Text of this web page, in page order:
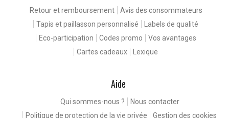
Retour et remboursement
Avis des consommateurs
Tapis et paillasson personnalisé
Labels de qualité
Eco-participation
Codes promo
Vos avantages
Cartes cadeaux
Lexique
Aide
Qui sommes-nous ?
Nous contacter
Politique de protection de la vie privée
Gestion des cookies